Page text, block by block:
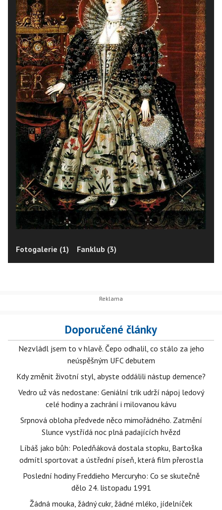
Fotogalerie (1) Fanklub (3)
Doporučené články
Nezvládl jsem to v hlavě. Čepo odhalil, co stálo za jeho
neúspěšným UFC debutem
Kdy změnit životní styl, abyste oddálili nástup demence?
Vedro už vás nedostane: Geniální trik udrží nápoj ledový
celé hodiny a zachrání i milovanou kávu
Srpnová obloha předvede něco mimořádného. Zatmění
Slunce vystřídá noc plná padajících hvězd
Líbáš jako bůh: Poledňáková dostala stopku, Bartoška
odmítl sportovat a ústřední píseň, která film přerostla
Poslední hodiny Freddieho Mercuryho: Co se skutečně
dělo 24. listopadu 1991
Žádná mouka, žádný cukr, žádné mléko, jídelníček